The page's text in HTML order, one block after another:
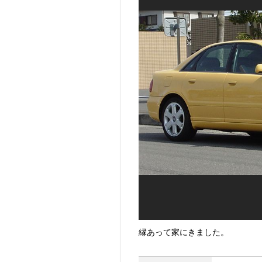
縁あって家にきました。